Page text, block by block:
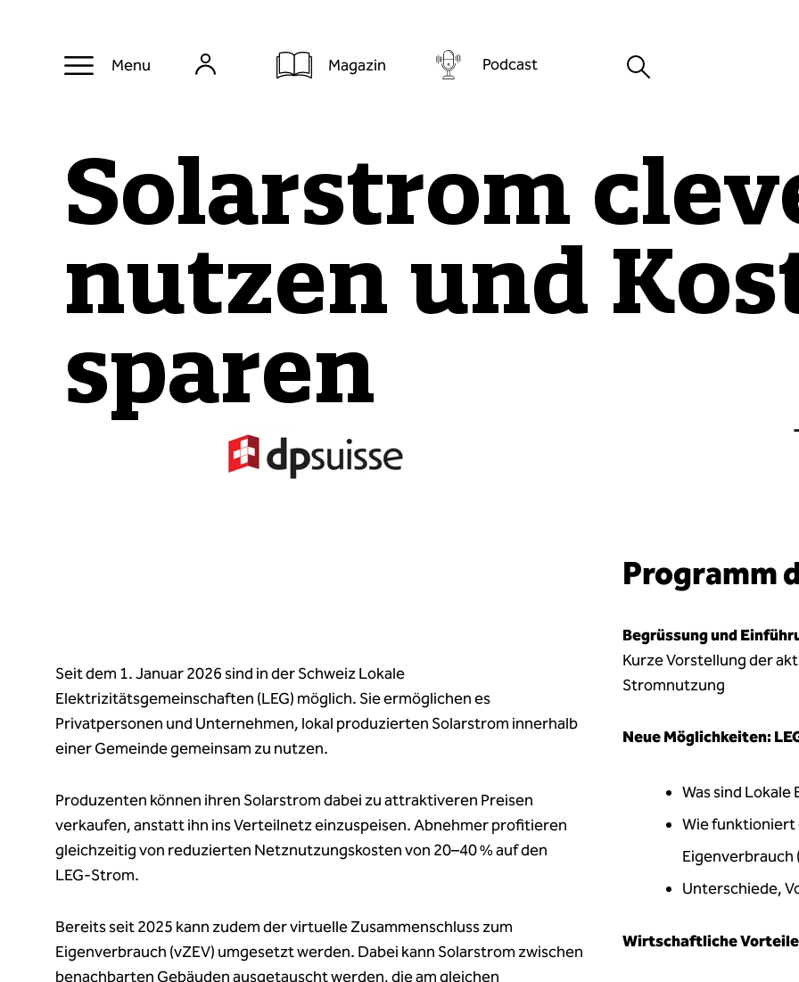
Menu Magazin Podcast
Solarstrom
nutzen und
sparen
Seit dem 1. Januar 2026 sind in der Schweiz Lokale
Elektrizitätsgemeinschaften (LEG) möglich. Sie ermöglichen es
Privatpersonen und Unternehmen, lokal produzierten Solarstrom innerhalb
einer Gemeinde gemeinsam zu nutzen.
Produzenten können ihren Solarstrom dabei zu attraktiveren Preisen
verkaufen, anstatt ihn ins Verteilnetz einzuspeisen. Abnehmer profitieren
gleichzeitig von reduzierten Netznutzungskosten von 20–40 % auf den
LEG-Strom.
Bereits seit 2025 kann zudem der virtuelle Zusammenschluss zum
Eigenverbrauch (vZEV) umgesetzt werden. Dabei kann Solarstrom zwischen
benachbarten Gebäuden ausgetauscht werden, die am gleichen
Programm
Begrüssung und
Kurze Vorstellung der
Stromnutzung
Neue Möglichkeiten:
Was sind
Wie funktioniert
Eigenverbrauch
Unterschiede,
Wirtschaftliche